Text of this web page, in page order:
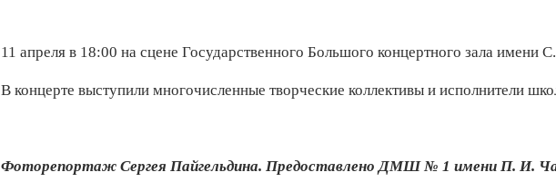
11 апреля в 18:00 на сцене Государственного Большого концертного зала
В концерте выступили многочисленные творческие коллективы и исполнители
Фоторепортаж Сергея Пайгельдина. Предоставлено ДМШ № 1 имени П. И.